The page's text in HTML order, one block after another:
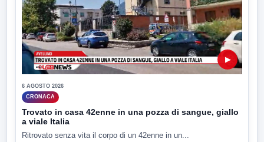
▶
6 AGOSTO 2026
CRONACA
Trovato in casa 42enne in una pozza di sangue, giallo
a viale Italia
Ritrovato senza vita il corpo di un 42enne in un...